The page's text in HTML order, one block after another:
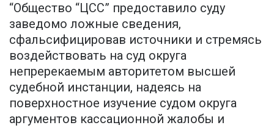
“Общество “ЦСС” предоставило суду
заведомо ложные сведения,
сфальсифицировав источники и стремясь
воздействовать на суд округа
непререкаемым авторитетом высшей
судебной инстанции, надеясь на
поверхностное изучение судом округа
аргументов кассационной жалобы и